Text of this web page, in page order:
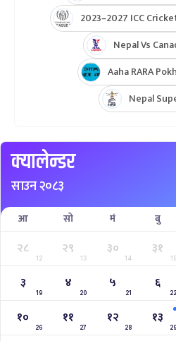
2023–2027 ICC
Nepal Vs
Aaha RARA
Nepal
क्यालेन्डर
साउन २०८३
आ सो मं बु
२८
12
२९
13
३०
14
३१
15
३
19
४
20
५
21
६
22
१०
26
११
27
१२
28
१३
29